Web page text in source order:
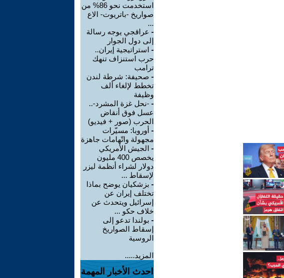
استخدمت نحو 86% من
صواريخ -باتريوت- الاع
...
- عراقجي يوجه رسالة
إلى دول الجوار
- استراتيجية إيران..
حرب استنزاف تنهك
ترامب
- صحيفة: شرطة لندن
تخطط لإلغاء ألف
وظيفة
- -نحل غزة المشرد-..
عسل فوق أنقاض
الحرب (صور + فيديو)
- أوروبا: مسيّرات
مجهولة واتّهامات جاهزة
- الجيش الأمريكي
يخصص 400 مليون
دولار لشراء أنظمة ليزر
لإسقاط ...
- بزشكيان يوضح بماذا
تختلف إيران عن
إسرائيل ويتحدث عن
خلاف حكو ...
- بولندا تدعو إلى
إسقاط الصواريخ
الروسية
المزيد.....
احدث الأخبار المهمة